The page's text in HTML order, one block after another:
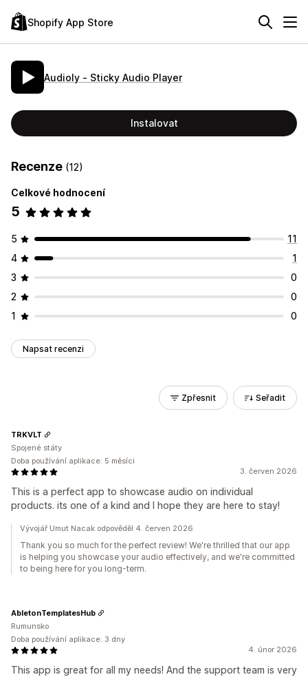
Shopify App Store
Audioly ‑ Sticky Audio Player
Instalovat
Recenze (12)
Celkové hodnocení
5
5
11
4
1
3
0
2
0
1
0
Napsat recenzi
Zpřesnit Seřadit
3. červen 2026
This is a perfect app to showcase audio on individual
products. its one of a kind and I hope they are here to stay!
TRKVLT
Spojené státy
Doba používání aplikace: 5 měsíci
Vývojář Umut Nacak odpověděl 4. červen 2026
Thank you so much for the perfect review! We're thrilled that our app
is helping you showcase your audio effectively, and we're committed
to being here for you long-term.
4. únor 2026
This app is great for all my needs! And the support team is very
AbletonTemplatesHub
Rumunsko
Doba používání aplikace: 3 dny